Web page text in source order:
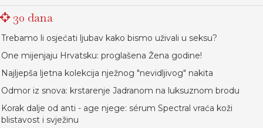
30 dana
Trebamo li osjećati ljubav kako bismo uživali u seksu?
One mijenjaju Hrvatsku: proglašena Žena godine!
Najljepša ljetna kolekcija nježnog "nevidljivog" nakita
Odmor iz snova: krstarenje Jadranom na luksuznom brodu
Korak dalje od anti - age njege: sérum Spectral vraća koži
blistavost i svježinu